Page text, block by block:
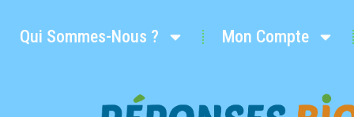
Qui Sommes-Nous ? Mon Compte